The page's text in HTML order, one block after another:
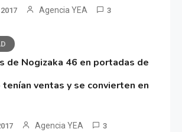
Agencia YEA 3
de Nogizaka 46 en portadas de
ventas y se convierten en
Agencia YEA 3